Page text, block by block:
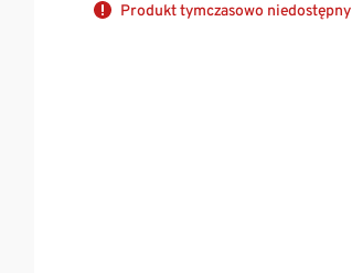
Produkt tymczasowo niedostępny